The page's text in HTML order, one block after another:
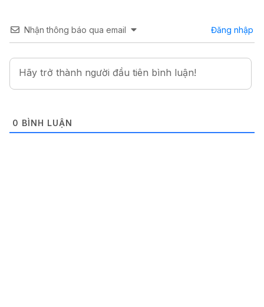
Nhận thông báo qua email Đăng nhập
0 BÌNH LUẬN